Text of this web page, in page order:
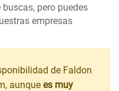
pero puedes
empresas
de Faldon
aunque es muy